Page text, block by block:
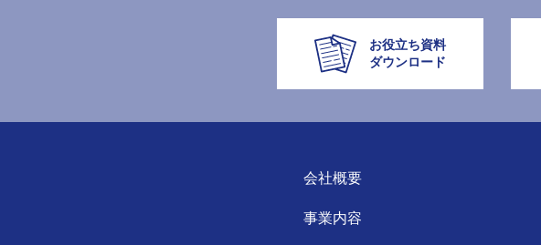
お役立ち資料
ダウンロード
会社概要
事業内容